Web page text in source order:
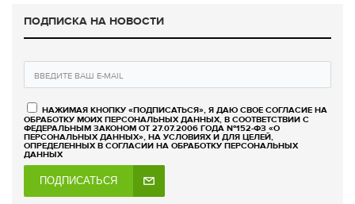
ПОДПИСКА НА НОВОСТИ
НАЖИМАЯ КНОПКУ «ПОДПИСАТЬСЯ», Я ДАЮ СВОЕ СОГЛАСИЕ НА
ОБРАБОТКУ МОИХ ПЕРСОНАЛЬНЫХ ДАННЫХ, В СООТВЕТСТВИИ С
ФЕДЕРАЛЬНЫМ ЗАКОНОМ ОТ 27.07.2006 ГОДА №152-ФЗ «О
ПЕРСОНАЛЬНЫХ ДАННЫХ», НА УСЛОВИЯХ И ДЛЯ ЦЕЛЕЙ,
ОПРЕДЕЛЕННЫХ В СОГЛАСИИ НА ОБРАБОТКУ ПЕРСОНАЛЬНЫХ
ДАННЫХ
ПОДПИСАТЬСЯ